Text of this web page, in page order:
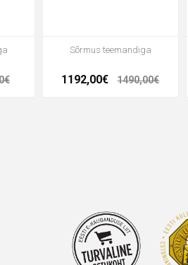
Sõrmus teemandiga
1192,00€ 1490,00€